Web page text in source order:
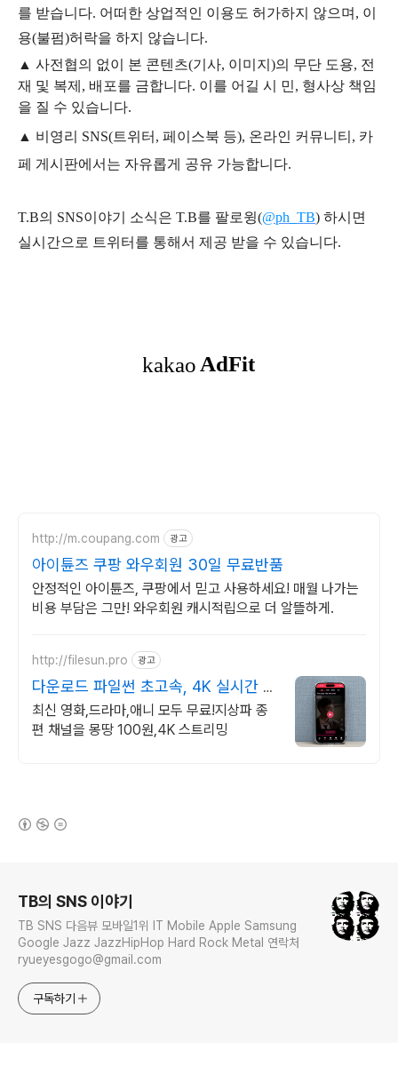
를 받습니다. 어떠한 상업적인 이용도 허가하지 않으며, 이
용(불펌)허락을 하지 않습니다.
▲ 사전협의 없이 본 콘텐츠(기사, 이미지)의 무단 도용, 전
재 및 복제, 배포를 금합니다. 이를 어길 시 민, 형사상 책임
을 질 수 있습니다.
▲ 비영리 SNS(트위터, 페이스북 등), 온라인 커뮤니티, 카
페 게시판에서는 자유롭게 공유 가능합니다.
T.B의 SNS이야기 소식은 T.B를 팔로윙(@ph_TB) 하시면
실시간으로 트위터를 통해서 제공 받을 수 있습니다.
http://m.coupang.com 광고
아이튠즈 쿠팡 와우회원 30일 무료반품
안정적인 아이튠즈, 쿠팡에서 믿고 사용하세요! 매월 나가는
비용 부담은 그만! 와우회원 캐시적립으로 더 알뜰하게.
http://filesun.pro 광고
다운로드 파일썬 초고속, 4K 실시간 보
기!
최신 영화,드라마,애니 모두 무료!지상파 종
편 채널을 몽땅 100원,4K 스트리밍
TB의 SNS 이야기
TB SNS 다음뷰 모바일1위 IT Mobile Apple Samsung
Google Jazz JazzHipHop Hard Rock Metal 연락처
ryueyesgogo@gmail.com
구독하기